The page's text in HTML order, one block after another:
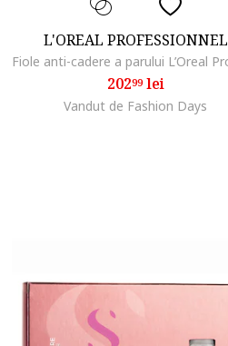
L'OREAL PROFESSIONNEL
20299lei
Vandut de Fashion Days